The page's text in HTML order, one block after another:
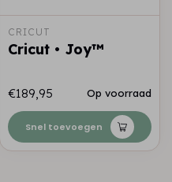
CRICUT
Cricut • Joy™
€189,95 Op voorraad
Snel toevoegen